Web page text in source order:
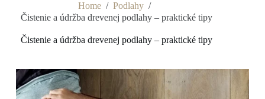
Home / Podlahy /
Čistenie a údržba drevenej podlahy – praktické tipy
Čistenie a údržba drevenej podlahy – praktické tipy